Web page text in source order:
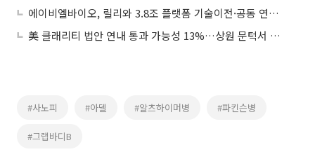
에이비엘바이오, 릴리와 3.8조 플랫폼 기술이전·공동 연구개발 계약
美 클래리티 법안 연내 통과 가능성 13%…상원 문턱서 제동
#사노피 #아델 #알츠하이머병 #파킨슨병
#그랩바디B